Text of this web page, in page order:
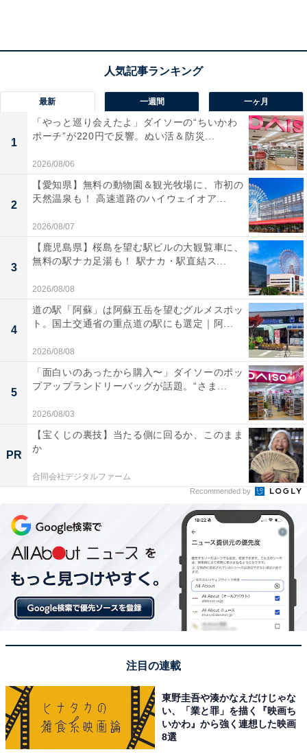
「サンタさんケーキ バニラ＆いちごクリーム」（税込329円）。クッキー
とイチゴクリームをバニラクリームでおおい、サンタクロースにデコレーシ
ョン
「トナカイケーキ チョコクリーム＆クッキー』（税込329円）。チョコム
ースケーキの中は、サクッと食感のよいチョコクッキー
また12月19日（水）から7日間限定で発売されるのは、
サンタやトナカイのキュートなケーキや、2～3人向けの
大きめ個食ケーキ。
おひとりサイズのケーキは「サンタさんケーキ バニラ
＆いちごクリーム」、「トナカイケーキ チョコクリー
ム＆クッキー」、「柊ケーキ 苺クリーム＆苺ブリュ
レ」の3品です（各税込329円／全国で発売）。
最新 一週間 一ヶ月
1
「やっと巡り会えたよ」ダイソーの“ちいかわ
ポーチ”が220円で反響。ぬい活＆防災...
2026/08/06
2
【愛知県】無料の動物園＆観光牧場に、市初の
天然温泉も！ 高速道路のハイウェイオア...
2026/08/07
3
【鹿児島県】桜島を望む駅ビルの大観覧車に、
無料の駅ナカ足湯も！ 駅ナカ・駅直結ス...
2026/08/08
4
道の駅「阿蘇」は阿蘇五岳を望むグルメスポッ
ト。国土交通省の重点道の駅にも選定｜阿...
2026/08/08
5
「面白いのあったから購入〜」ダイソーのポッ
プアップランドリーバッグが話題。“さま...
2026/08/03
PR
【宝くじの裏技】当たる側に回るか、このまま
か
合同会社デジタルファーム
Recommended by
注目の連載
東野圭吾や湊かなえだけじゃな
い、「業と罪」を描く『映画ち
いかわ』から強く連想した映画
8選